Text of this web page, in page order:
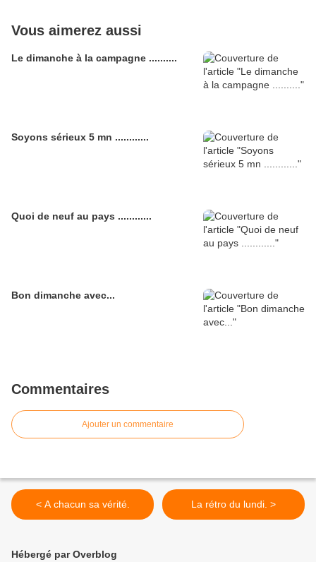
Vous aimerez aussi
Le dimanche à la campagne ..........
Soyons sérieux 5 mn ............
Quoi de neuf au pays ............
Bon dimanche avec...
Commentaires
Ajouter un commentaire
< A chacun sa vérité. La rétro du lundi. >
Hébergé par Overblog